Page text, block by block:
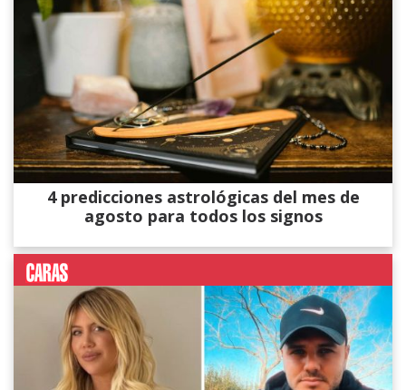
4 predicciones astrológicas del mes de
agosto para todos los signos